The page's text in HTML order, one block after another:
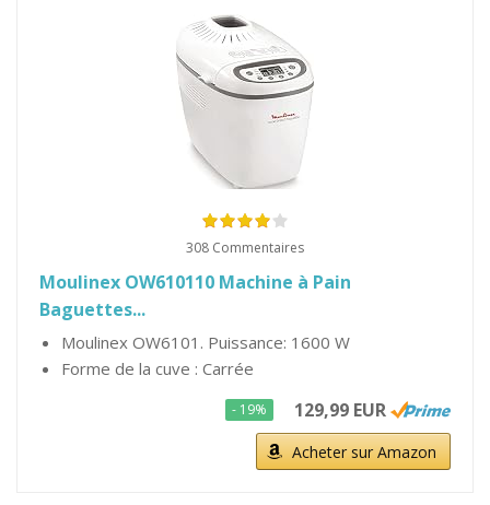
308 Commentaires
Moulinex OW610110 Machine à Pain
Baguettes...
Moulinex OW6101. Puissance: 1600 W
Forme de la cuve : Carrée
- 19% 129,99 EUR
Acheter sur Amazon